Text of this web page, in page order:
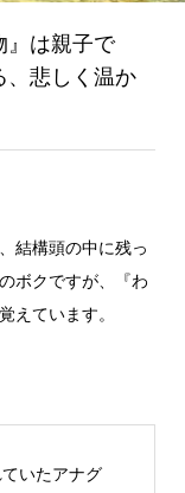
』は親子で
、悲しく温か
結構頭の中に残っ
ボクですが、『わ
えています。
いたアナグ